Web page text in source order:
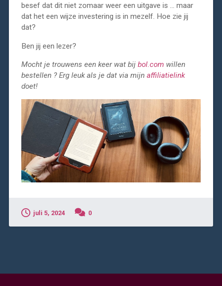
besef dat dit niet zomaar weer een uitgave is … maar
dat het een wijze investering is in mezelf. Hoe zie jij
dat?
Ben jij een lezer?
Mocht je trouwens een keer wat bij bol.com willen
bestellen ? Erg leuk als je dat via mijn affiliatielink
doet!
juli 5, 2024 0